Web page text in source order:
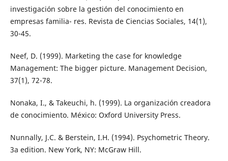
investigación sobre la gestión del conocimiento en
empresas familia- res. Revista de Ciencias Sociales, 14(1),
30-45.
Neef, D. (1999). Marketing the case for knowledge
Management: The bigger picture. Management Decision,
37(1), 72-78.
Nonaka, I., & Takeuchi, h. (1999). La organización creadora
de conocimiento. México: Oxford University Press.
Nunnally, J.C. & Berstein, I.H. (1994). Psychometric Theory.
3a edition. New York, NY: McGraw Hill.